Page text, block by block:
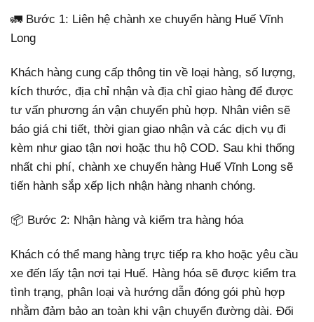
🚛 Bước 1: Liên hệ chành xe chuyển hàng Huế Vĩnh
Long
Khách hàng cung cấp thông tin về loại hàng, số lượng,
kích thước, địa chỉ nhận và địa chỉ giao hàng để được
tư vấn phương án vận chuyển phù hợp. Nhân viên sẽ
báo giá chi tiết, thời gian giao nhận và các dịch vụ đi
kèm như giao tận nơi hoặc thu hộ COD. Sau khi thống
nhất chi phí, chành xe chuyển hàng Huế Vĩnh Long sẽ
tiến hành sắp xếp lịch nhận hàng nhanh chóng.
📦 Bước 2: Nhận hàng và kiểm tra hàng hóa
Khách có thể mang hàng trực tiếp ra kho hoặc yêu cầu
xe đến lấy tận nơi tại Huế. Hàng hóa sẽ được kiểm tra
tình trạng, phân loại và hướng dẫn đóng gói phù hợp
nhằm đảm bảo an toàn khi vận chuyển đường dài. Đối